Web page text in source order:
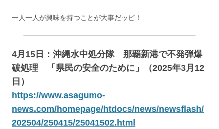
一人一人が興味を持つことが大事だッピ！
4月15日：沖縄水中処分隊 那覇新港で不発弾爆
破処理 「県民の安全のために」（2025年3月12
日）
https://www.asagumo-
news.com/homepage/htdocs/news/newsflash/
202504/250415/25041502.html